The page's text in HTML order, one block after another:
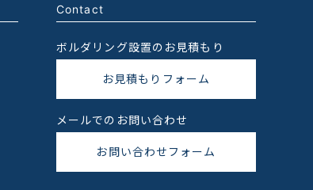
Contact
ボルダリング設置のお見積もり
お見積もりフォーム
メールでのお問い合わせ
お問い合わせフォーム